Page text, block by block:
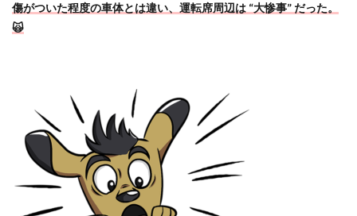
傷がついた程度の車体とは違い、運転席周辺は “大惨事” だった。
🙀